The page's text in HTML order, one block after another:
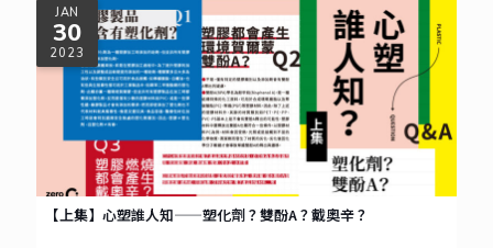
JAN
30
2023
【上集】心塑誰人知——塑化劑？雙酚A？戴奧辛？